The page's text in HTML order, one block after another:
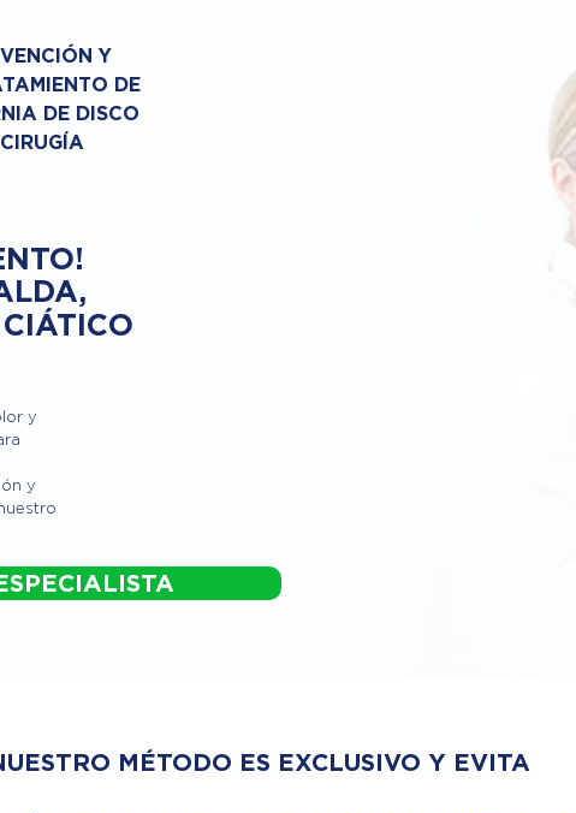
Y
DE
DE DISCO
y
y
MÉTODO ES EXCLUSIVO Y EVITA